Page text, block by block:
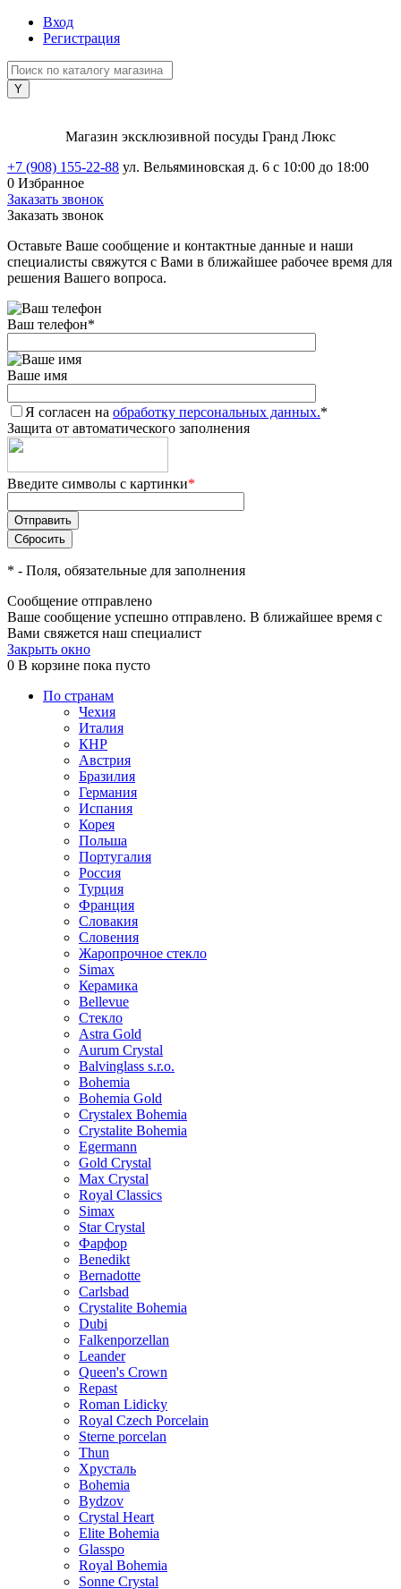
Вход
Регистрация
Магазин эксклюзивной посуды Гранд Люкс
+7 (908) 155-22-88 ул. Вельяминовская д. 6 с 10:00 до 18:00
0 Избранное
Заказать звонок
Заказать звонок
Оставьте Ваше сообщение и контактные данные и наши
специалисты свяжутся с Вами в ближайшее рабочее время для
решения Вашего вопроса.
Ваш телефон*
Ваше имя
Я согласен на обработку персональных данных.*
Защита от автоматического заполнения
Введите символы с картинки*
* - Поля, обязательные для заполнения
Сообщение отправлено
Ваше сообщение успешно отправлено. В ближайшее время с
Вами свяжется наш специалист
Закрыть окно
0 В корзине пока пусто
По странам
Чехия
Италия
КНР
Австрия
Бразилия
Германия
Испания
Корея
Польша
Португалия
Россия
Турция
Франция
Словакия
Словения
Жаропрочное стекло
Simax
Керамика
Bellevue
Стекло
Astra Gold
Aurum Crystal
Balvinglass s.r.o.
Bohemia
Bohemia Gold
Crystalex Bohemia
Crystalite Bohemia
Egermann
Gold Crystal
Max Crystal
Royal Classics
Simax
Star Crystal
Фарфор
Benedikt
Bernadotte
Carlsbad
Crystalite Bohemia
Dubi
Falkenporzellan
Leander
Queen's Crown
Repast
Roman Lidicky
Royal Czech Porcelain
Sterne porcelan
Thun
Хрусталь
Bohemia
Bydzov
Crystal Heart
Elite Bohemia
Glasspo
Royal Bohemia
Sonne Crystal